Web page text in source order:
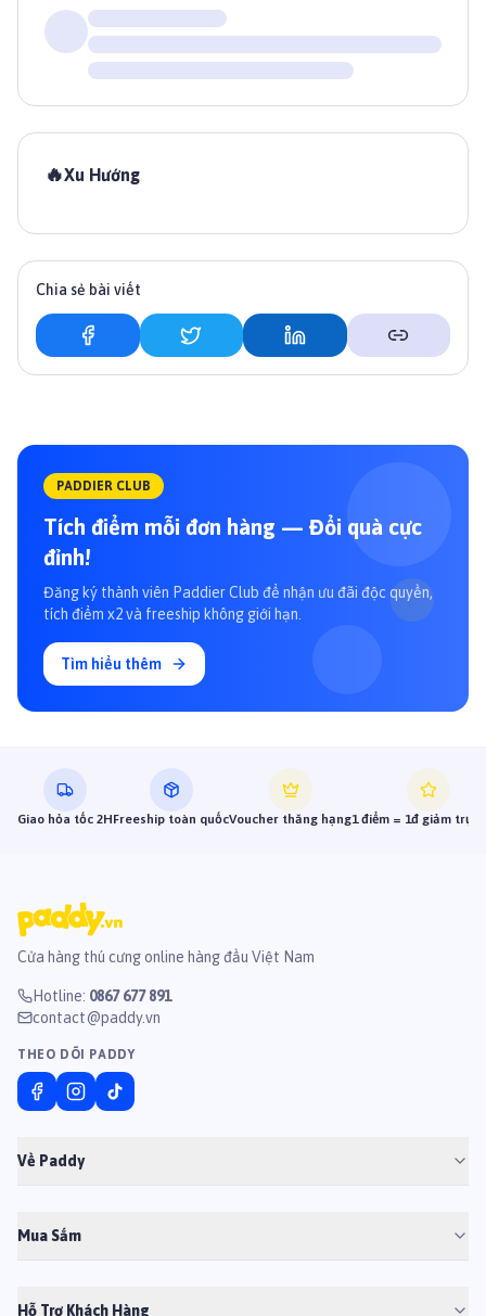
🔥Xu Hướng
Chia sẻ bài viết
PADDIER CLUB
Tích điểm mỗi đơn hàng — Đổi quà cực
đỉnh!
Đăng ký thành viên Paddier Club để nhận ưu đãi độc quyền,
tích điểm x2 và freeship không giới hạn.
Tìm hiểu thêm
Giao hỏa tốc 2HFreeship toàn quốcVoucher thăng hạng1 điểm = 1đ giảm trực
Cửa hàng thú cưng online hàng đầu Việt Nam
Hotline: 0867 677 891
contact@paddy.vn
THEO DÕI PADDY
Về Paddy
Mua Sắm
Hỗ Trợ Khách Hàng